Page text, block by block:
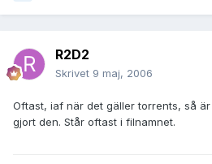
R2D2
Skrivet 9 maj, 2006
Oftast, iaf när det gäller torrents, så
gjort den. Står oftast i filnamnet.